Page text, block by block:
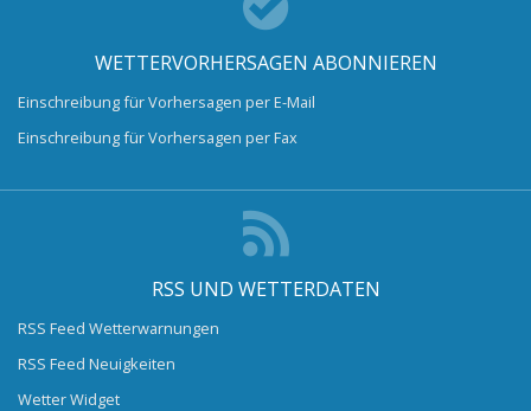
WETTERVORHERSAGEN ABONNIEREN
Einschreibung für Vorhersagen per E-Mail
Einschreibung für Vorhersagen per Fax
RSS UND WETTERDATEN
RSS Feed Wetterwarnungen
RSS Feed Neuigkeiten
Wetter Widget